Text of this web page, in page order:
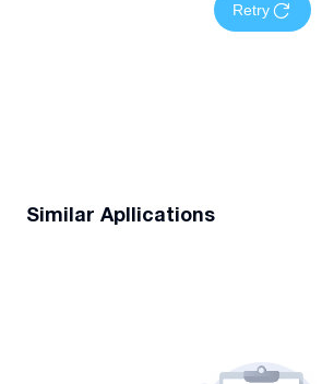
Retry
Similar Apllications